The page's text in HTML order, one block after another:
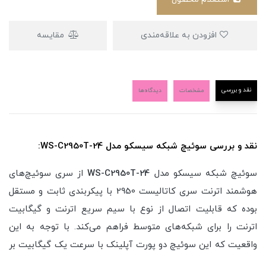
مقایسه
نقد و بررسی مشخصات دیدگاه‌ها
نقد و بررسی سوئیچ شبکه سیسکو مدل WS-C2950T-24:
سوئیچ شبکه سیسکو مدل WS-C2950T-24از سری سوئیچ‌های
هوشمند اترنت سری کاتالیست 2950 با پیکربندی ثابت و مستقل
بوده که قابلیت اتصال از نوع با سیم سریع اترنت و گیگابیت
اترنت را برای شبکه‌های متوسط فراهم می‌کند. با توجه به این
واقعیت که این سوئیچ دو پورت آپلینک با سرعت یک گیگابیت بر